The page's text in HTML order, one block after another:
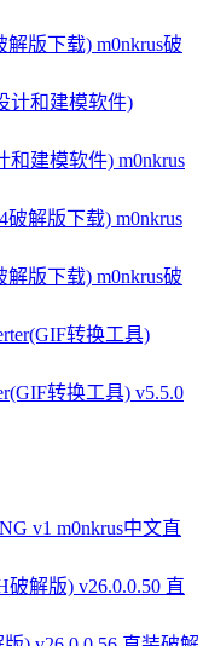
解版下载) m0nkrus破
和建模软件) m0nkrus
解版下载) m0nkrus破
转换工具) v5.5.0
v1 m0nkrus中文直
破解版) v26.0.0.50 直